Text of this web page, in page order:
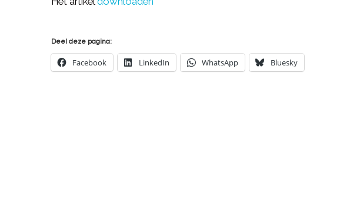
Deel deze pagina:
Facebook LinkedIn WhatsApp Bluesky